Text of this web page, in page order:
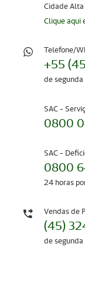
Cidade
Clique aqui
Telefone/
+55
de segunda
SAC -
0800
SAC -
0800
24 horas
Vendas de
(45)
de segunda